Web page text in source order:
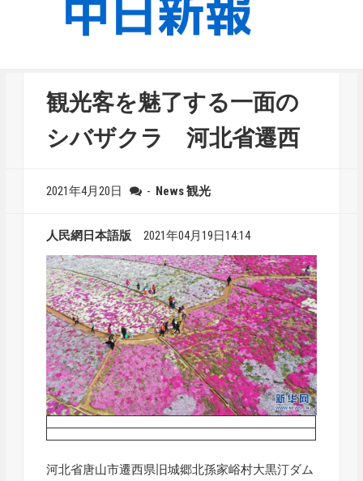
観光客を魅了する一面の
シバザクラ 河北省遷西
2021年4月20日 - News観光
人民網日本語版 2021年04月19日14:14
河北省唐山市遷西県旧城郷北孫家峪村大黒汀ダム